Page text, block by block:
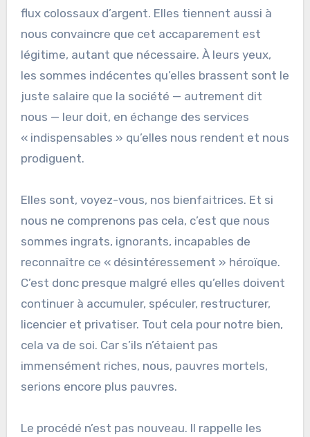
flux colossaux d’argent. Elles tiennent aussi à
nous convaincre que cet accaparement est
légitime, autant que nécessaire. À leurs yeux,
les sommes indécentes qu’elles brassent sont le
juste salaire que la société — autrement dit
nous — leur doit, en échange des services
« indispensables » qu’elles nous rendent et nous
prodiguent.
Elles sont, voyez-vous, nos bienfaitrices. Et si
nous ne comprenons pas cela, c’est que nous
sommes ingrats, ignorants, incapables de
reconnaître ce « désintéressement » héroïque.
C’est donc presque malgré elles qu’elles doivent
continuer à accumuler, spéculer, restructurer,
licencier et privatiser. Tout cela pour notre bien,
cela va de soi. Car s’ils n’étaient pas
immensément riches, nous, pauvres mortels,
serions encore plus pauvres.
Le procédé n’est pas nouveau. Il rappelle les